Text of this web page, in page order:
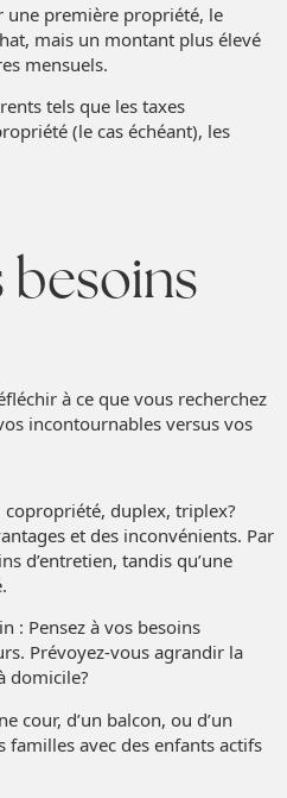
une première propriété, le
mais un montant plus élevé
mensuels.
tels que les taxes
(le cas échéant), les
besoins
à ce que vous recherchez
incontournables versus vos
duplex, triplex?
et des inconvénients. Par
d’entretien, tandis qu’une
: Pensez à vos besoins
Prévoyez-vous agrandir la
domicile?
cour, d’un balcon, ou d’un
familles avec des enfants actifs